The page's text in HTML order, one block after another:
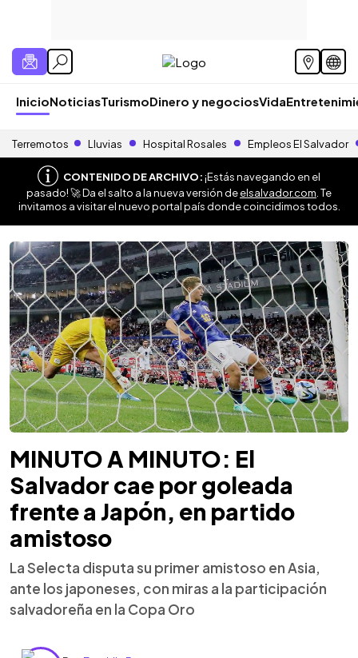
InicioNoticiasTurismoDinero y negociosVida
Terremotos Lluvias Hospital Rosales Empleos El Salvador
CONTENIDO DE ARCHIVO:¡Estás navegando en el
pasado! 🚀 Da el salto a la nueva versión deelsalvador.com . Te
invitamos a visitar el nuevo portal país donde coincidimos todos.
MINUTO A MINUTO: El
Salvador cae por goleada
frente a Japón, en partido
amistoso
La Selecta disputa su primer amistoso en Asia,
ante los japoneses, con miras a la participación
salvadoreña en la Copa Oro